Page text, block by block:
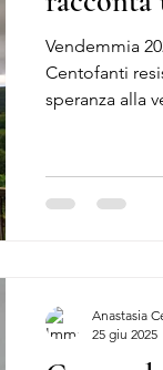
Vendemmia
Centofanti
speranza alla
Anastasia
25 giu 2025